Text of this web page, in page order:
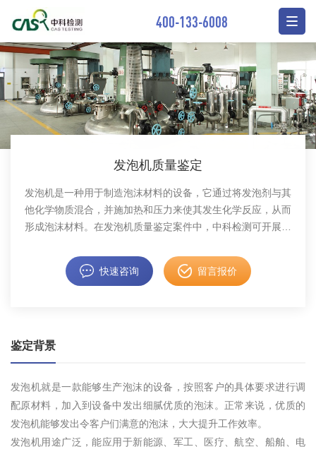
400-133-6008
发泡机质量鉴定
发泡机是一种用于制造泡沫材料的设备，它通过将发泡剂与其
他化学物质混合，并施加热和压力来使其发生化学反应，从而
形成泡沫材料。在发泡机质量鉴定案件中，中科检测可开展发
快速咨询 留言报价
鉴定背景
发泡机就是一款能够生产泡沫的设备，按照客户的具体要求进行调
配原材料，加入到设备中发出细腻优质的泡沫。正常来说，优质的
发泡机能够发出令客户们满意的泡沫，大大提升工作效率。
发泡机用途广泛，能应用于新能源、军工、医疗、航空、船舶、电